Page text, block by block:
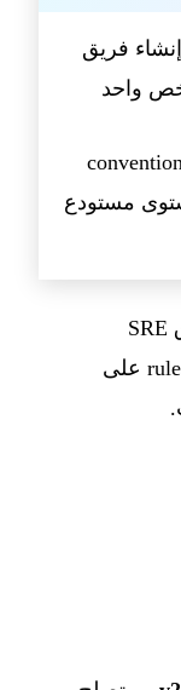
فريق
واحد
مستودع
وتفيد هذه الإضافات بشكل خاص فرق SRE
وPlatform Engineering التي تدير rulesets على